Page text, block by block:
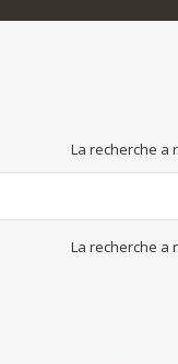
La recherche a
La recherche a